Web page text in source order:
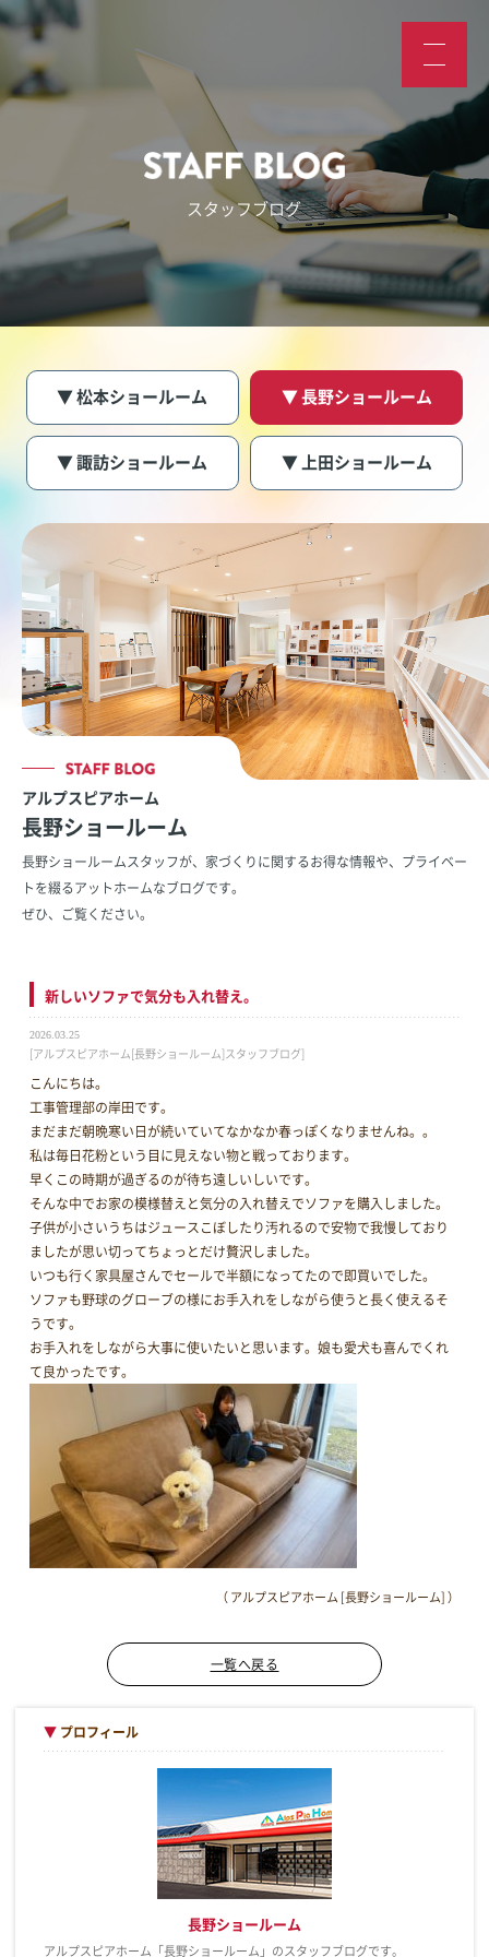
スタッフブログ
▼ 松本ショールーム ▼ 長野ショールーム
▼ 諏訪ショールーム ▼ 上田ショールーム
アルプスピアホーム
長野ショールーム
長野ショールームスタッフが、家づくりに関するお得な情報や、 プライベー
トを綴るアットホームなブログです。
ぜひ、ご覧ください。
新しいソファで気分も入れ替え。
2026.03.25
[アルプスピアホーム[長野ショールーム]スタッフブログ]
こんにちは。
工事管理部の岸田です。
まだまだ朝晩寒い日が続いていてなかなか春っぽくなりませんね。。
私は毎日花粉という目に見えない物と戦っております。
早くこの時期が過ぎるのが待ち遠しいしいです。
そんな中でお家の模様替えと気分の入れ替えでソファを購入しました。
子供が小さいうちはジュースこぼしたり汚れるので安物で我慢しており
ましたが思い切ってちょっとだけ贅沢しました。
いつも行く家具屋さんでセールで半額になってたので即買いでした。
ソファも野球のグローブの様にお手入れをしながら使うと長く使えるそ
うです。
お手入れをしながら大事に使いたいと思います。娘も愛犬も喜んでくれ
て良かったです。
（ アルプスピアホーム [長野ショールーム] ）
一覧へ戻る
▼ プロフィール
長野ショールーム
アルプスピアホーム「長野ショールーム」のスタッフブログです。